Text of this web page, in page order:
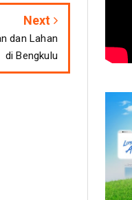
Next
dan Lahan
di Bengkulu